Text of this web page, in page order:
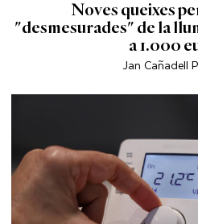
Noves queixes
"desmesurades" de la
a 1.000
Jan Cañadell